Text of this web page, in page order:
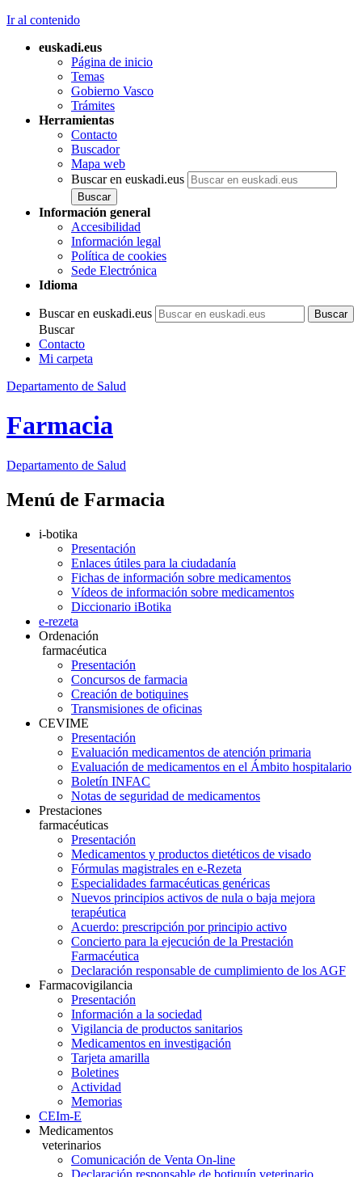
Ir al contenido
euskadi.eus
Página de inicio
Temas
Gobierno Vasco
Trámites
Herramientas
Contacto
Buscador
Mapa web
Buscar en euskadi.eus
Información general
Accesibilidad
Información legal
Política de cookies
Sede Electrónica
Idioma
Buscar en euskadi.eus
Buscar
Contacto
Mi carpeta
Departamento de Salud
Farmacia
Departamento de Salud
Menú de Farmacia
i-botika
Presentación
Enlaces útiles para la ciudadanía
Fichas de información sobre medicamentos
Vídeos de información sobre medicamentos
Diccionario iBotika
e-rezeta
Ordenación
farmacéutica
Presentación
Concursos de farmacia
Creación de botiquines
Transmisiones de oficinas
CEVIME
Presentación
Evaluación medicamentos de atención primaria
Evaluación de medicamentos en el Ámbito hospitalario
Boletín INFAC
Notas de seguridad de medicamentos
Prestaciones
farmacéuticas
Presentación
Medicamentos y productos dietéticos de visado
Fórmulas magistrales en e-Rezeta
Especialidades farmacéuticas genéricas
Nuevos principios activos de nula o baja mejora
terapéutica
Acuerdo: prescripción por principio activo
Concierto para la ejecución de la Prestación
Farmacéutica
Declaración responsable de cumplimiento de los AGF
Farmacovigilancia
Presentación
Información a la sociedad
Vigilancia de productos sanitarios
Medicamentos en investigación
Tarjeta amarilla
Boletines
Actividad
Memorias
CEIm-E
Medicamentos
veterinarios
Comunicación de Venta On-line
Declaración responsable de botiquín veterinario